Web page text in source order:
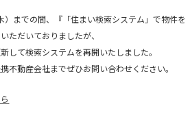
までの間、『「住まい検索システム」で物件を
ただいておりましたが、
して検索システムを再開いたしました。
不動産会社までぜひお問い合わせください。